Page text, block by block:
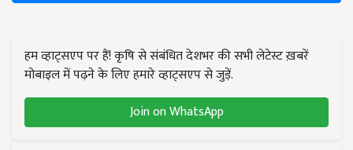
हम व्हाट्सएप पर हैं! कृषि से संबंधित देशभर की सभी लेटेस्ट ख़बरें
मोबाइल में पढ़ने के लिए हमारे व्हाट्सएप से जुड़ें.
Join on WhatsApp